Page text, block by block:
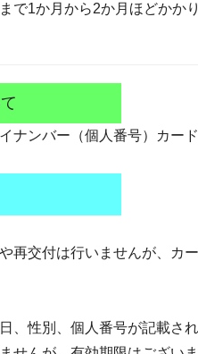
で1か月から2か月ほどかかり
ナンバー（個人番号）カー
交付は行いませんが、カ
、性別、個人番号が記載さ